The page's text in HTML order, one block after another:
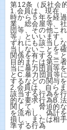
第12条（反社会
1.会員は、現在
時から５年を経
業、総会屋等、
団等、その他こ
等」といいます
ずれにも該当し
当しないことを
関係を有するこ
目的または第三
当に暴力団員等
とC.暴力団員等
するなどの関与
2.会員は、自ら
該当する行為を
的な要求行為B.
関して、脅迫的
を流布し、偽計
損し、または相
準ずる行為